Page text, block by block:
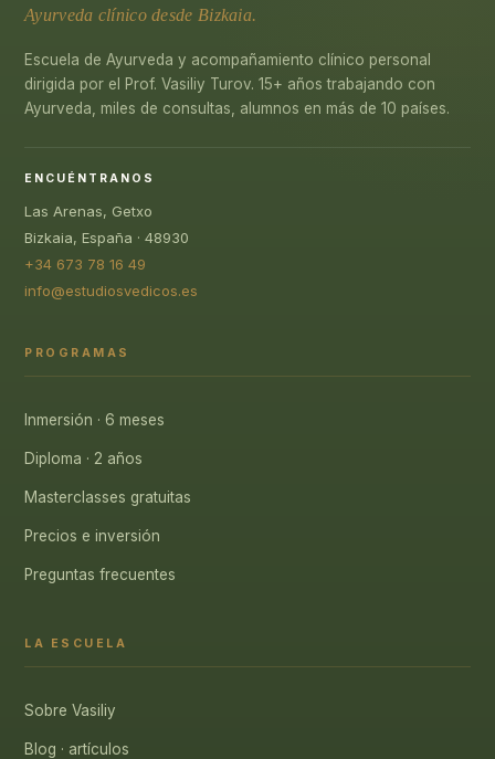
Ayurveda clínico desde Bizkaia.
Escuela de Ayurveda y acompañamiento clínico personal
dirigida por el Prof. Vasiliy Turov. 15+ años trabajando con
Ayurveda, miles de consultas, alumnos en más de 10 países.
ENCUÉNTRANOS
Las Arenas, Getxo
Bizkaia, España · 48930
+34 673 78 16 49
info@estudiosvedicos.es
PROGRAMAS
Inmersión · 6 meses
Diploma · 2 años
Masterclasses gratuitas
Precios e inversión
Preguntas frecuentes
LA ESCUELA
Sobre Vasiliy
Blog · artículos